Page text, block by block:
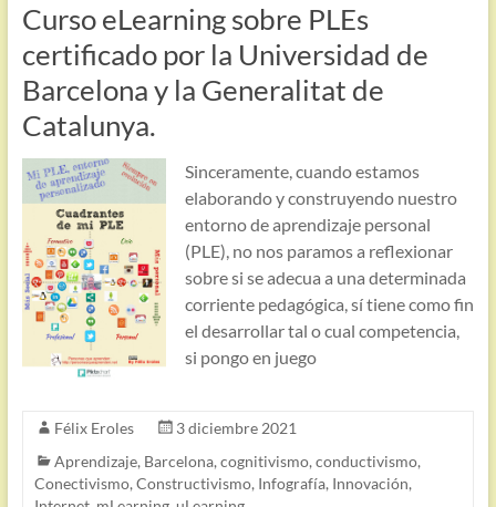
Curso eLearning sobre PLEs
certificado por la Universidad de
Barcelona y la Generalitat de
Catalunya.
Sinceramente, cuando estamos
elaborando y construyendo nuestro
entorno de aprendizaje personal
(PLE), no nos paramos a reflexionar
sobre si se adecua a una determinada
corriente pedagógica, sí tiene como fin
el desarrollar tal o cual competencia,
si pongo en juego
Félix Eroles
3 diciembre 2021
Aprendizaje, Barcelona, cognitivismo, conductivismo,
Conectivismo, Constructivismo, Infografía, Innovación,